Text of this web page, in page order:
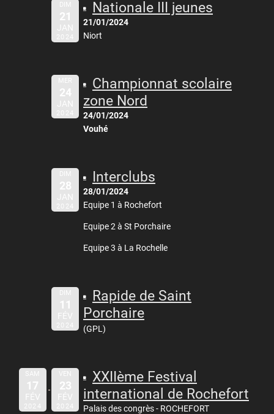
DIM
21
JAN
2024
Nationale III jeunes
21/01/2024
Niort
MER
24
JAN
2024
Championnat scolaire
zone Nord
24/01/2024
Vouhé
DIM
28
JAN
2024
Interclubs
28/01/2024
Equipe 1 à Rochefort
Equipe 2 à St Porchaire
Equipe 3 à La Rochelle
DIM
11
FÉV
2024
Rapide de Saint
Porchaire
(GPL)
SAM
17
FÉV
2024
VEN
23
FÉV
2024
XXIIème Festival
international de Rochefort
Palais des congrès - ROCHEFORT